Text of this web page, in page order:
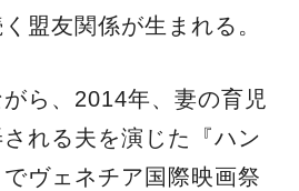
盟友関係が生まれる。
ら、2014年、妻の育児
れる夫を演じた『ハン
ヴェネチア国際映画祭